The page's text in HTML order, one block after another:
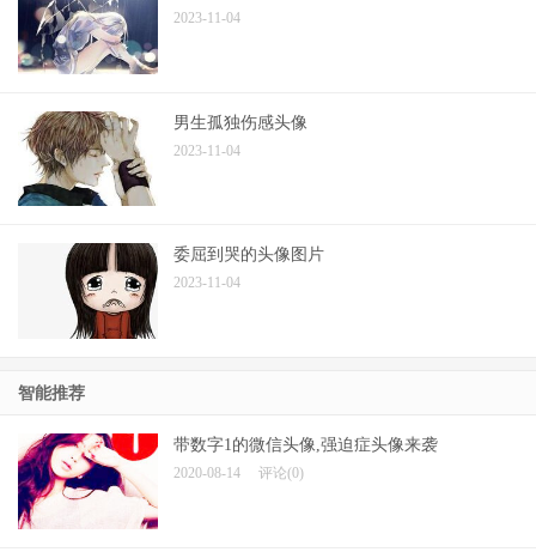
2023-11-04
男生孤独伤感头像
2023-11-04
委屈到哭的头像图片
2023-11-04
智能推荐
带数字1的微信头像,强迫症头像来袭
2020-08-14 评论(0)